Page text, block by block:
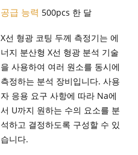
공급 능력 500pcs 한 달
X선 형광 코팅 두께 측정기는 에
너지 분산형 X선 형광 분석 기술
을 사용하여 여러 원소를 동시에
측정하는 분석 장비입니다. 사용
자 응용 요구 사항에 따라 Na에
서 U까지 원하는 수의 요소를 분
석하고 결정하도록 구성할 수 있
습니다.